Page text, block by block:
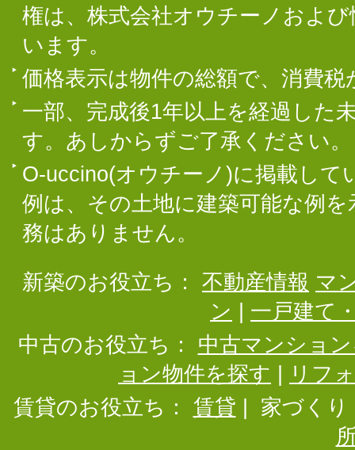
権は、株式会社オウチーノおよ
います。
価格表示は物件の総額で、消費
一部、完成後1年以上を経過した
す。あしからずご了承ください。
O-uccino(オウチーノ)に掲載して
例は、その土地に建築可能な例
務はありません。
新築のお役立ち： 不動産情報 マ
ン
一戸建て
中古のお役立ち：
中古マンショ
ョン物件を探す
リフ
賃貸のお役立ち：
賃貸
家づくり